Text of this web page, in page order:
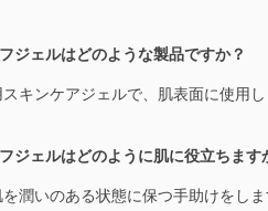
ジェルはどのような製品ですか？
キンケアジェルで、肌表面に使用
ジェルはどのように肌に役立ちます
潤いのある状態に保つ手助けをし